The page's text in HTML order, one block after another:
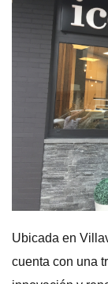
Ubicada en
cuenta con una